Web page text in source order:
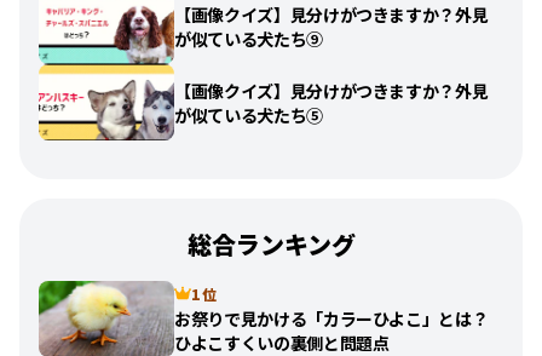
【画像クイズ】見分けがつきますか？外見
が似ている犬たち⑨
【画像クイズ】見分けがつきますか？外見
が似ている犬たち⑤
総合ランキング
1 位
お祭りで見かける「カラーひよこ」とは？
ひよこすくいの裏側と問題点